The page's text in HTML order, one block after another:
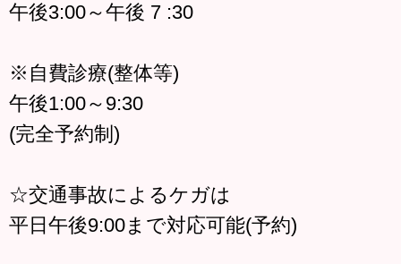
午後3:00～午後 7 :30
※自費診療(整体等)
午後1:00～9:30
(完全予約制)
☆交通事故によるケガは
平日午後9:00まで対応可能(予約)